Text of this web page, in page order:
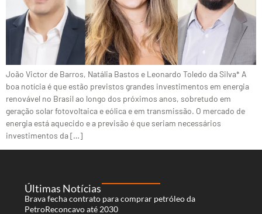
João Victor de Barros, Natália Bastos e Leonardo Toledo da Silva* A
boa notícia é que estão previstos grandes investimentos em energia
renovável no Brasil ao longo dos próximos anos, sobretudo em
geração solar fotovoltaica e eólica e em transmissão. O mercado de
energia está aquecido e a previsão é que seriam necessários
investimentos da […]
Últimas Notícias
Brava fecha contrato para comprar petróleo da
PetroReconcavo até 2030